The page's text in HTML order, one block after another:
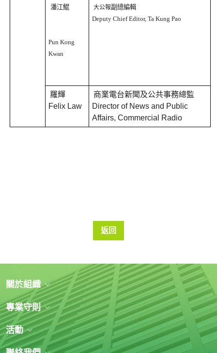
潘江鯤
Pun Kong
Kwan
大公報副總編輯
Deputy Chief Editor, Ta Kung Pao
羅輝
Felix Law
商業電台新聞及公共事務總監
Director of News and Public
Affairs, Commercial Radio
返回
關於組織
專業守則
活動